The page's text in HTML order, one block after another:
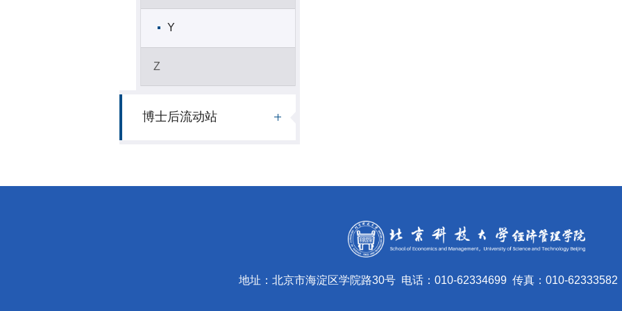
Y
Z
博士后流动站
地址：北京市海淀区学院路30号 电话：010-62334699 传真：010-62333582